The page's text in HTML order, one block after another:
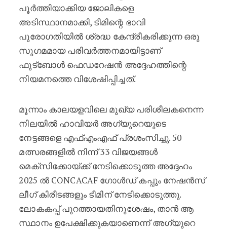
പൂർത്തിയാക്കിയ ജോലികളെ
അടിസ്ഥാനമാക്കി, ടീമിന്റെ ഭാവി
പുരോഗതിയിൽ ശ്രദ്ധ കേന്ദ്രീകരിക്കുന്ന ഒരു
സുഗമമായ പരിവർത്തനമായിട്ടാണ്
ഫുട്ബോൾ ഫെഡറേഷൻ അദ്ദേഹത്തിന്റെ
നിയമനത്തെ വിശേഷിപ്പിച്ചത്.
മൂന്നാം കാലയളവിലെ മുഖ്യ പരിശീലകനെന്ന
നിലയിൽ ഹാവിയർ അഗ്യുറെയുടെ
നേട്ടങ്ങളെ എഫ്എംഎഫ് പ്രശംസിച്ചു. 50
മത്സരങ്ങളിൽ നിന്ന് 33 വിജയങ്ങൾ
മെക്സിക്കോയ്ക്ക് നേടിക്കൊടുത്ത അദ്ദേഹം
2025 ൽ CONCACAF ഗോൾഡ് കപ്പും നേഷൻസ്
ലീഗ് കിരീടങ്ങളും ടീമിന് നേടിക്കൊടുത്തു.
ലോകകപ്പ് പുറത്തായതിനുശേഷം, താൻ ആ
സ്ഥാനം ഉപേക്ഷിക്കുകയാണെന്ന് അഗ്യുറെ